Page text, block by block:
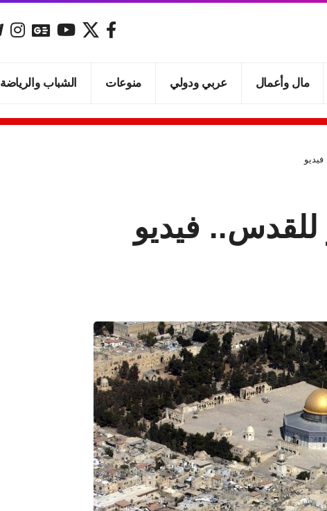
مال وأعمال عربي ودولي منوعات الشباب والرياضة
فيديو